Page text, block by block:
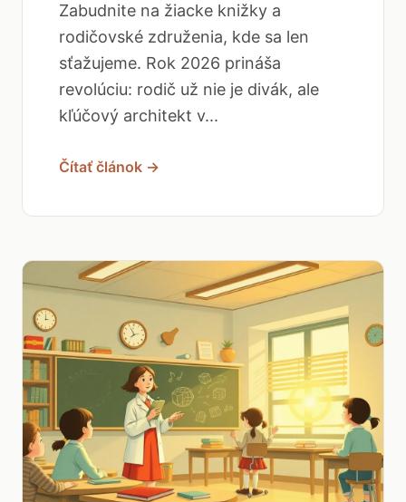
Zabudnite na žiacke knižky a
rodičovské združenia, kde sa len
sťažujeme. Rok 2026 prináša
revolúciu: rodič už nie je divák, ale
kľúčový architekt v...
Čítať článok →